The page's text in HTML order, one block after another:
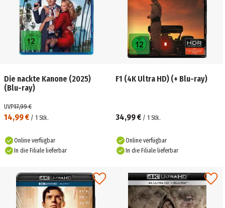
Die nackte Kanone (2025)
(Blu-ray)
14,99 € / 1 Stk.
UVP17,99 €
Online verfügbar
In die Filiale lieferbar
F1 (4K Ultra HD) (+ Blu-ray)
34,99 € / 1 Stk.
Online verfügbar
In die Filiale lieferbar